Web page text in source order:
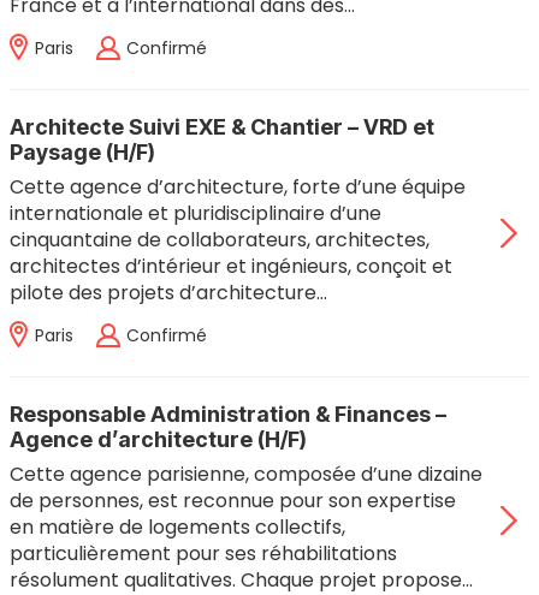
Paris Confirmé
Architecte Suivi EXE & Chantier – VRD et
Paysage (H/F)
Cette agence d’architecture, forte d’une équipe
internationale et pluridisciplinaire d’une
cinquantaine de collaborateurs, architectes,
architectes d’intérieur et ingénieurs, conçoit et
pilote des projets d’architecture…
Paris Confirmé
Responsable Administration & Finances –
Agence d’architecture (H/F)
Cette agence parisienne, composée d’une dizaine
de personnes, est reconnue pour son expertise
en matière de logements collectifs,
particulièrement pour ses réhabilitations
résolument qualitatives. Chaque projet propose…